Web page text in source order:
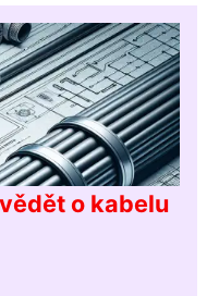
o kabelu